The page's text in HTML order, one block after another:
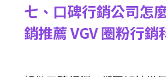
七、口碑行銷公司怎
銷推薦 VGV 圈粉行銷